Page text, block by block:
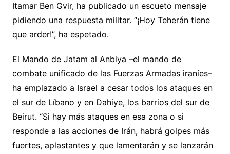
Itamar Ben Gvir, ha publicado un escueto mensaje
pidiendo una respuesta militar. “¡Hoy Teherán tiene
que arder!”, ha espetado.
El Mando de Jatam al Anbiya –el mando de
combate unificado de las Fuerzas Armadas iraníes–
ha emplazado a Israel a cesar todos los ataques en
el sur de Líbano y en Dahiye, los barrios del sur de
Beirut. “Si hay más ataques en esa zona o si
responde a las acciones de Irán, habrá golpes más
fuertes, aplastantes y que lamentarán y se lanzarán